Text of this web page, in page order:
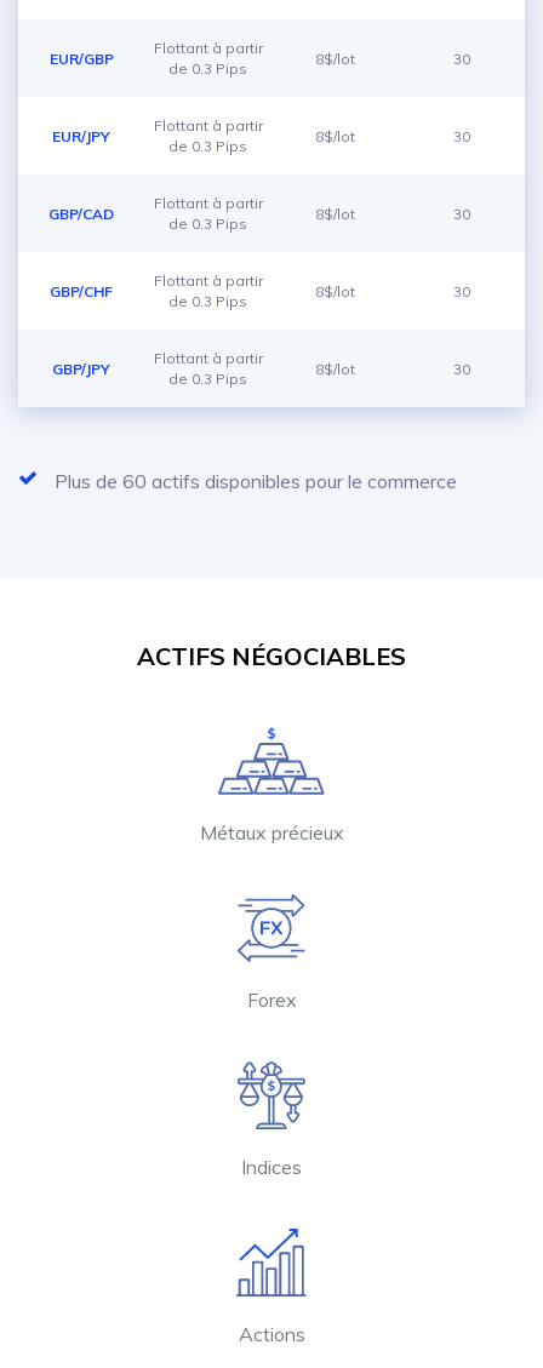
EUR/GBP
Flottant à partir
de 0.3 Pips
8$/lot 30
EUR/JPY
Flottant à partir
de 0.3 Pips
8$/lot 30
GBP/CAD
Flottant à partir
de 0.3 Pips
8$/lot 30
GBP/CHF
Flottant à partir
de 0.3 Pips
8$/lot 30
GBP/JPY
Flottant à partir
de 0.3 Pips
8$/lot 30
Plus de 60 actifs disponibles pour le commerce
ACTIFS NÉGOCIABLES
Métaux précieux
Forex
Indices
Actions